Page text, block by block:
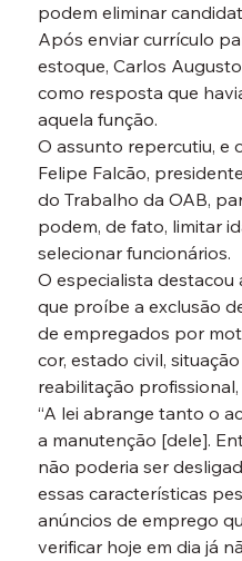
podem eliminar
Após enviar currículo
estoque, Carlos
como resposta que
aquela função.
O assunto repercutiu, e
Felipe Falcão,
do Trabalho da OAB,
podem, de fato, limitar
selecionar funcionários.
O especialista destacou
que proíbe a exclusão
de empregados por
cor, estado civil,
reabilitação
“A lei abrange tanto o
a manutenção [dele].
não poderia ser
essas características
anúncios de emprego
verificar hoje em dia já